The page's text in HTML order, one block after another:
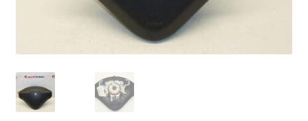
Obchodní podmínky
Ochrana osobních údajů
Platby